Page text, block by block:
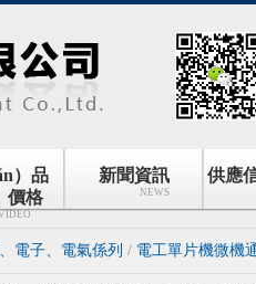
）品
價格
新聞資訊
NEWS
供應
電子、電氣係列 / 電工單片機微機